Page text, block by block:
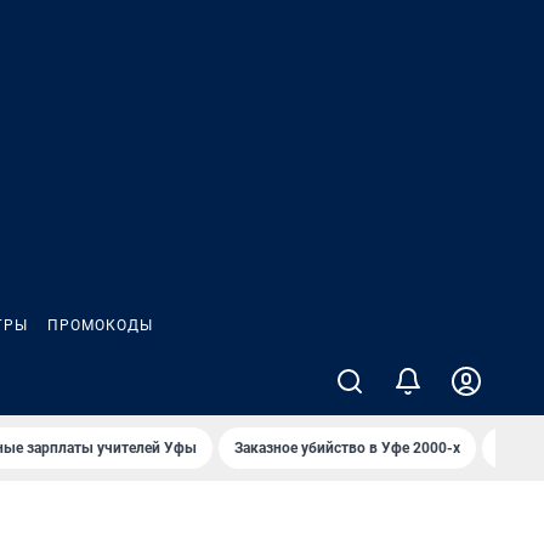
ПРОМОКОДЫ
зарплаты учителей Уфы Заказное убийство в Уфе 2000-х